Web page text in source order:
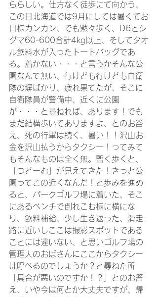
ららしい。仕方なく徒歩にて向かう、
この日北海道では9月にしては暑くてお
日様カンカン、でも黙々歩く、D6とシ
グマ60-600合計4kg以上、そしてタオ
ル飲料水が入ったトートバッグであ
る。着かない・・・と言うかそんな公
園なんて無い、行けども行けども自衛
隊の塀ばかり、疲れ果てたが、そこに
自衛隊員が警備中、近くに公園
が・・・と尋ねれば、あります！でも
まだ結構歩いてありますよ、とのお答
え、死の行軍は続く、暑い！！沢山お
金を沢山払うからタクシー！ってみて
もそんなものは全く無。暫く歩くと、
「つどーむ」が見えてきた！きっと公
園ってこの近くなんだ！と歩みを進め
ると、パークゴルフ場に着いた、そこ
にあるベンチで倒れこむ様に横にな
り、飲料補給、少し生き返った、滑走
路に近いしここは撮影スポットである
ことには違いない、と思いゴルフ場の
管理人のおばさんにここからタクシー
は呼べるのでしょうか？と尋ねた所
「具合が悪いのですか！？」とのお答
え、いや今は何とか大丈夫ですが、帰